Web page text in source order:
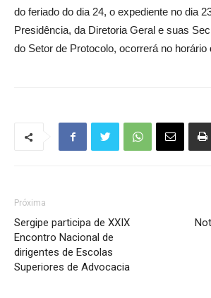
do feriado do dia 24, o expediente no dia
Presidência, da Diretoria Geral e suas
do Setor de Protocolo, ocorrerá no horário
Próxima
Sergipe participa de XXIX
Encontro Nacional de
dirigentes de Escolas
Superiores de Advocacia